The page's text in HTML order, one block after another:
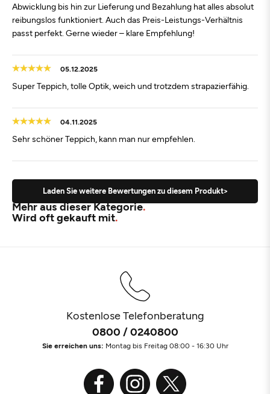
Abwicklung bis hin zur Lieferung und Bezahlung hat alles absolut
reibungslos funktioniert. Auch das Preis-Leistungs-Verhältnis
passt perfekt. Gerne wieder – klare Empfehlung!
05.12.2025
Super Teppich, tolle Optik, weich und trotzdem strapazierfähig.
04.11.2025
Sehr schöner Teppich, kann man nur empfehlen.
Laden Sie weitere Bewertungen zu diesem Produkt>
Mehr aus dieser Kategorie
Wird oft gekauft mit
Kostenlose Telefonberatung
0800 / 0240800
Sie erreichen uns: Montag bis Freitag 08:00 - 16:30 Uhr